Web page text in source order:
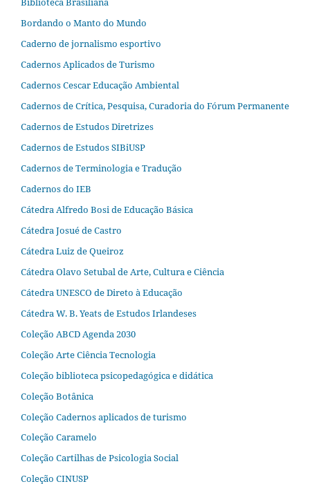
Bordando o Manto do Mundo
Caderno de jornalismo esportivo
Cadernos Aplicados de Turismo
Cadernos Cescar Educação Ambiental
Cadernos de Crítica, Pesquisa, Curadoria do Fórum Permanente
Cadernos de Estudos Diretrizes
Cadernos de Estudos SIBiUSP
Cadernos de Terminologia e Tradução
Cadernos do IEB
Cátedra Alfredo Bosi de Educação Básica
Cátedra Josué de Castro
Cátedra Luiz de Queiroz
Cátedra Olavo Setubal de Arte, Cultura e Ciência
Cátedra UNESCO de Direto à Educação
Cátedra W. B. Yeats de Estudos Irlandeses
Coleção ABCD Agenda 2030
Coleção Arte Ciência Tecnologia
Coleção biblioteca psicopedagógica e didática
Coleção Botânica
Coleção Cadernos aplicados de turismo
Coleção Caramelo
Coleção Cartilhas de Psicologia Social
Coleção CINUSP